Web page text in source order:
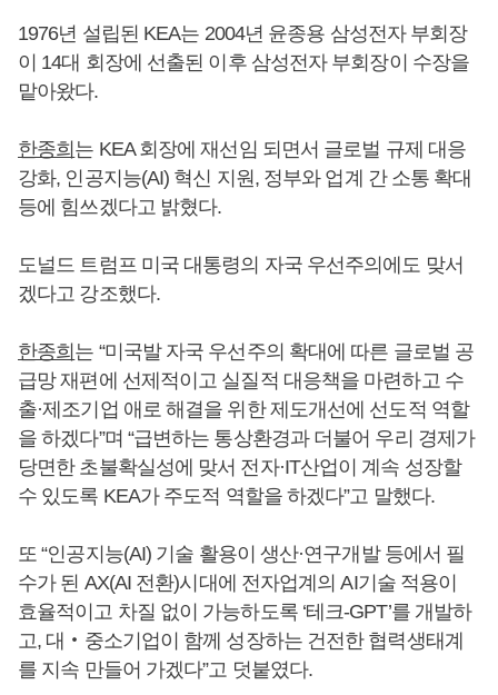
1976년 설립된 KEA는 2004년 윤종용 삼성전자 부회장
이 14대 회장에 선출된 이후 삼성전자 부회장이 수장을
맡아왔다.
한종희 는 KEA 회장에 재선임 되면서 글로벌 규제 대응
강화, 인공지능(AI) 혁신 지원, 정부와 업계 간 소통 확대
등에 힘쓰겠다고 밝혔다.
도널드 트럼프 미국 대통령의 자국 우선주의에도 맞서
겠다고 강조했다.
한종희 는 “미국발 자국 우선주의 확대에 따른 글로벌 공
급망 재편에 선제적이고 실질적 대응책을 마련하고 수
출·제조기업 애로 해결을 위한 제도개선에 선도적 역할
을 하겠다”며 “급변하는 통상환경과 더불어 우리 경제가
당면한 초불확실성에 맞서 전자·IT산업이 계속 성장할
수 있도록 KEA가 주도적 역할을 하겠다”고 말했다.
또 “인공지능(AI) 기술 활용이 생산·연구개발 등에서 필
수가 된 AX(AI 전환)시대에 전자업계의 AI기술 적용이
효율적이고 차질 없이 가능하도록 ‘테크-GPT’를 개발하
고, 대‧중소기업이 함께 성장하는 건전한 협력생태계
를 지속 만들어 가겠다”고 덧붙였다.